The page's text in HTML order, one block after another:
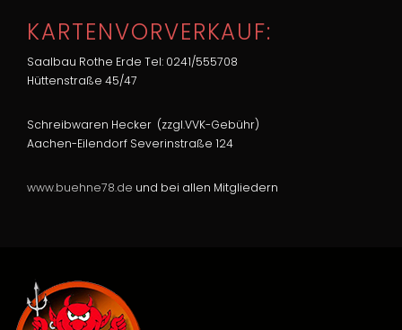
KARTENVORVERKAUF:
Saalbau Rothe Erde Tel: 0241/555708
Hüttenstraße 45/47
Schreibwaren Hecker (zzgl.VVK-Gebühr)
Aachen-Eilendorf Severinstraße 124
www.buehne78.de und bei allen Mitgliedern